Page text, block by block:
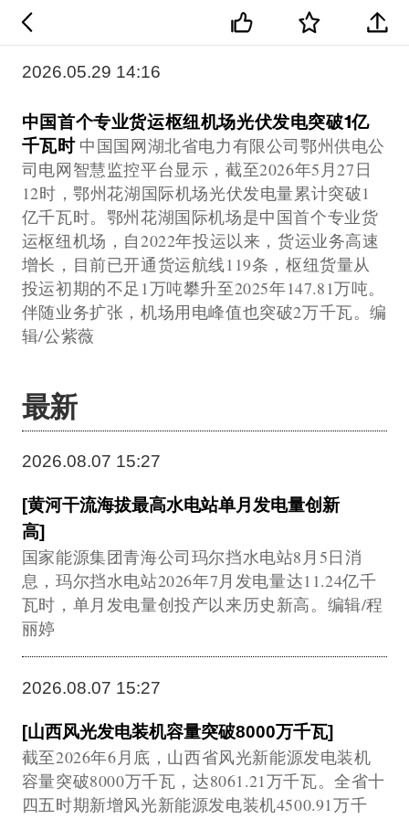
2026.05.29 14:16
中国首个专业货运枢纽机场光伏发电突破1亿
千瓦时中国国网湖北省电力有限公司鄂州供电公
司电网智慧监控平台显示，截至2026年5月27日
12时，鄂州花湖国际机场光伏发电量累计突破1
亿千瓦时。鄂州花湖国际机场是中国首个专业货
运枢纽机场，自2022年投运以来，货运业务高速
增长，目前已开通货运航线119条，枢纽货量从
投运初期的不足1万吨攀升至2025年147.81万吨。
伴随业务扩张，机场用电峰值也突破2万千瓦。编
辑/公紫薇
最新
2026.08.07 15:27
[黄河干流海拔最高水电站单月发电量创新
高]
国家能源集团青海公司玛尔挡水电站8月5日消
息，玛尔挡水电站2026年7月发电量达11.24亿千
瓦时，单月发电量创投产以来历史新高。编辑/程
丽婷
2026.08.07 15:27
[山西风光发电装机容量突破8000万千瓦]
截至2026年6月底，山西省风光新能源发电装机
容量突破8000万千瓦，达8061.21万千瓦。全省十
四五时期新增风光新能源发电装机4500.91万千